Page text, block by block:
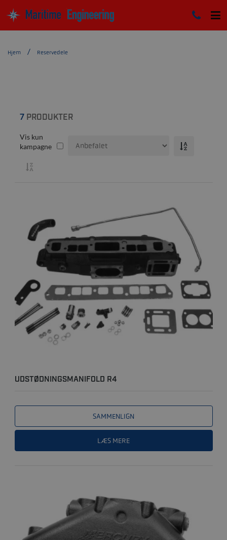
Hjem Reservedele
7PRODUKTER
Vis kun
kampagne
UDSTØDNINGSMANIFOLD R4
SAMMENLIGN
LÆS MERE